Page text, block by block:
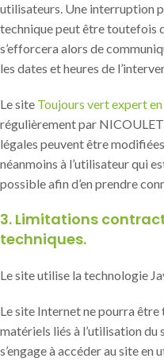
utilisateurs. Une interruption
technique peut être toutefois
s’efforcera alors de
les dates et heures de
Le site Toujours vert expert
régulièrement par
légales peuvent être
néanmoins à l’utilisateur qui
possible afin d’en prendre
3. Limitations
techniques.
Le site utilise la technologie
Le site Internet ne pourra
matériels liés à l’utilisation du
s’engage à accéder au site